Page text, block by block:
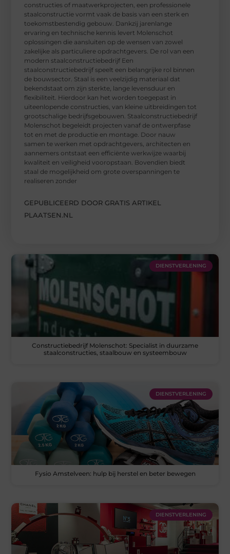
constructies of maatwerkprojecten, een professionele
staalconstructie vormt vaak de basis van een sterk en
toekomstbestendig gebouw. Dankzij jarenlange
ervaring en technische kennis levert Molenschot
oplossingen die aansluiten op de wensen van zowel
zakelijke als particuliere opdrachtgevers. De rol van een
modern staalconstructiebedrijf Een
staalconstructiebedrijf speelt een belangrijke rol binnen
de bouwsector. Staal is een veelzijdig materiaal dat
bekendstaat om zijn sterkte, lange levensduur en
flexibiliteit. Hierdoor kan het worden toegepast in
uiteenlopende constructies, van kleine uitbreidingen tot
grootschalige bedrijfsgebouwen. Staalconstructiebedrijf
Molenschot begeleidt projecten vanaf de ontwerpfase
tot en met de productie en montage. Door nauw
samen te werken met opdrachtgevers, architecten en
aannemers ontstaat een efficiënte werkwijze waarbij
kwaliteit en veiligheid vooropstaan. Bovendien biedt
staal de mogelijkheid om grote overspanningen te
realiseren zonder
GEPUBLICEERD DOOR GRATIS ARTIKEL
PLAATSEN.NL
DIENSTVERLENING
Constructiebedrijf Molenschot: Specialist in duurzame
staalconstructies, staalbouw en systeembouw
DIENSTVERLENING
Fysio Amstelveen: hulp bij herstel en beter bewegen
DIENSTVERLENING